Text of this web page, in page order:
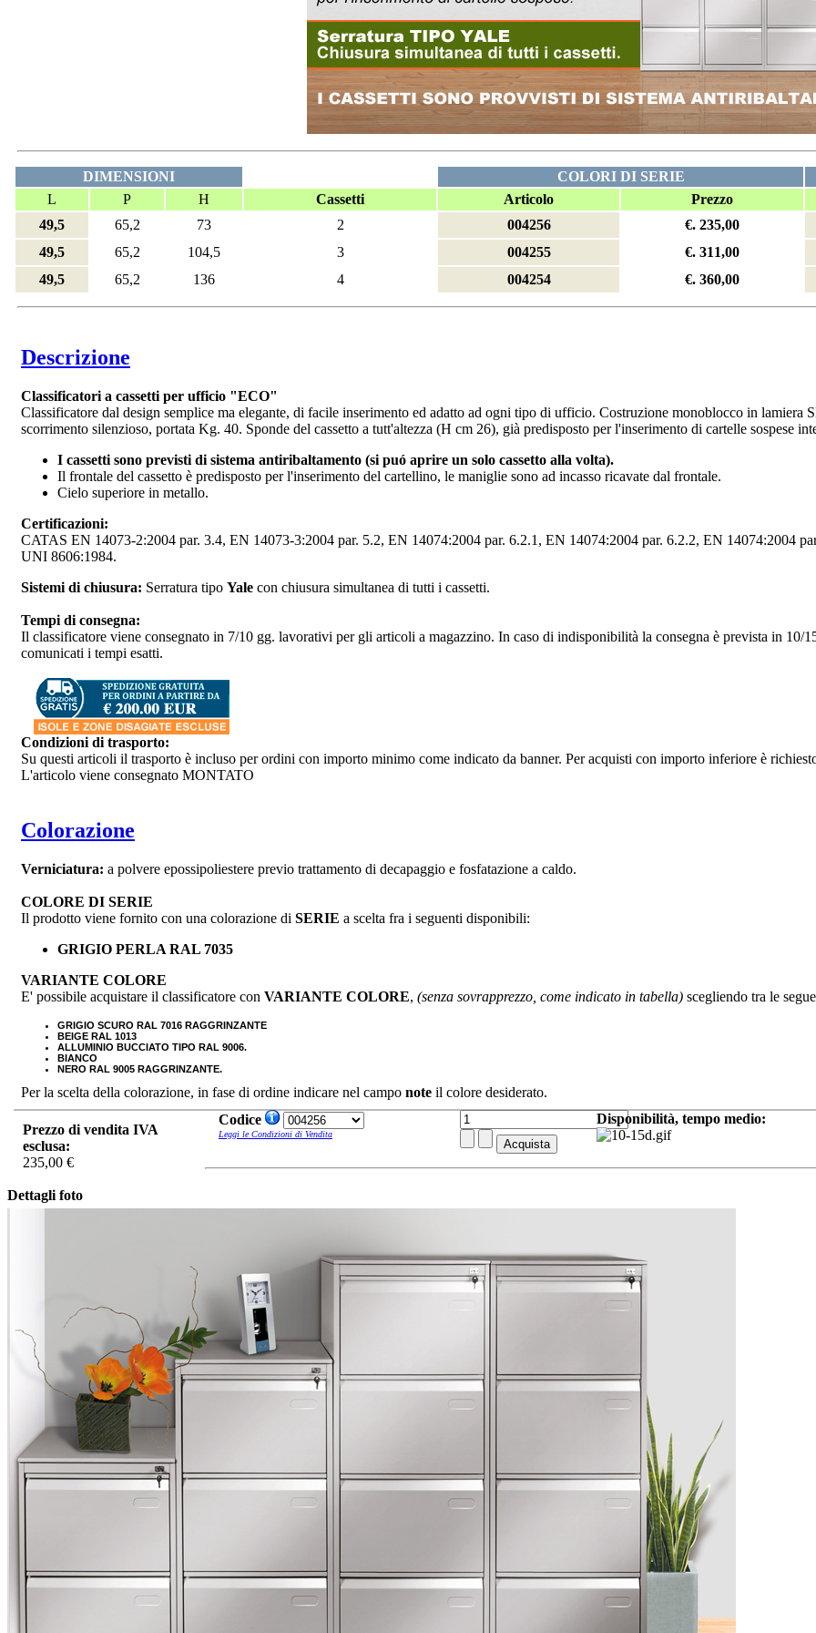
DIMENSIONI COLORI DI SERIE
L
P H Cassetti Articolo Prezzo
49,5
65,2 73 2 004256 €. 235,00
49,5
65,2 104,5 3 004255 €. 311,00
49,5
65,2 136 4 004254 €. 360,00
Descrizione
Classificatori a cassetti per ufficio "ECO"
Classificatore dal design semplice ma elegante, di facile inserimento ed adatto ad ogni tipo di ufficio. Costruzione monoblocco in lamiera
scorrimento silenzioso, portata Kg. 40. Sponde del cassetto a tutt'altezza (H cm 26), già predisposto per l'inserimento di cartelle sospese
I cassetti sono previsti di sistema antiribaltamento (si puó aprire un solo cassetto alla volta).
Il frontale del cassetto è predisposto per l'inserimento del cartellino, le maniglie sono ad incasso ricavate dal frontale.
Cielo superiore in metallo.
Certificazioni:
CATAS EN 14073-2:2004 par. 3.4, EN 14073-3:2004 par. 5.2, EN 14074:2004 par. 6.2.1, EN 14074:2004 par. 6.2.2, EN 14074:2004
UNI 8606:1984.
Sistemi di chiusura: Serratura tipo Yale con chiusura simultanea di tutti i cassetti.
Tempi di consegna:
Il classificatore viene consegnato in 7/10 gg. lavorativi per gli articoli a magazzino. In caso di indisponibilità la consegna è prevista in 10/
comunicati i tempi esatti.
Condizioni di trasporto:
Su questi articoli il trasporto è incluso per ordini con importo minimo come indicato da banner. Per acquisti con importo inferiore è
L'articolo viene consegnato MONTATO
Colorazione
Verniciatura: a polvere epossipoliestere previo trattamento di decapaggio e fosfatazione a caldo.
COLORE DI SERIE
Il prodotto viene fornito con una colorazione di SERIE a scelta fra i seguenti disponibili:
GRIGIO PERLA RAL 7035
VARIANTE COLORE
E' possibile acquistare il classificatore con VARIANTE COLORE, (senza sovrapprezzo, come indicato in tabella) scegliendo tra le
GRIGIO SCURO RAL 7016 RAGGRINZANTE
BEIGE RAL 1013
ALLUMINIO BUCCIATO TIPO RAL 9006.
BIANCO
NERO RAL 9005 RAGGRINZANTE.
Per la scelta della colorazione, in fase di ordine indicare nel campo note il colore desiderato.
Prezzo di vendita IVA
esclusa:
235,00 €
Codice
Leggi le Condizioni di Vendita
Disponibilità, tempo medio:
Dettagli foto